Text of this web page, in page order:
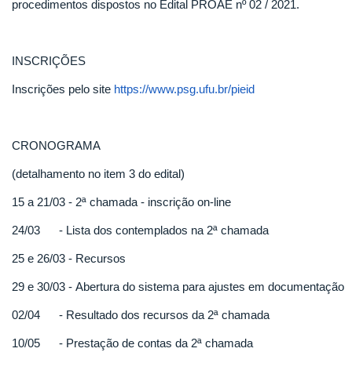
procedimentos dispostos no Edital PROAE nº 02 / 2021.
INSCRIÇÕES
Inscrições pelo site https://www.psg.ufu.br/pieid
CRONOGRAMA
(detalhamento no item 3 do edital)
15 a 21/03 - 2ª chamada - inscrição on-line
24/03 - Lista dos contemplados na 2ª chamada
25 e 26/03 - Recursos
29 e 30/03 - Abertura do sistema para ajustes em documentação
02/04 - Resultado dos recursos da 2ª chamada
10/05 - Prestação de contas da 2ª chamada